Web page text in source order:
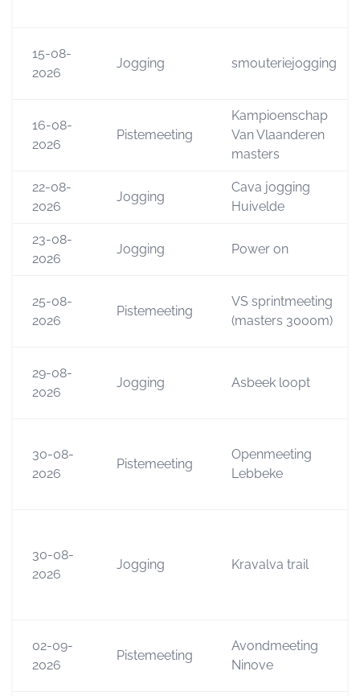
15-08-
2026
Jogging smouteriejogging
16-08-
2026
Pistemeeting
Kampioenschap
Van Vlaanderen
masters
22-08-
2026
Jogging
Cava jogging
Huivelde
23-08-
2026
Jogging Power on
25-08-
2026
Pistemeeting
VS sprintmeeting
(masters 3000m)
29-08-
2026
Jogging Asbeek loopt
30-08-
2026
Pistemeeting
Openmeeting
Lebbeke
30-08-
2026
Jogging Kravalva trail
02-09-
2026
Pistemeeting
Avondmeeting
Ninove